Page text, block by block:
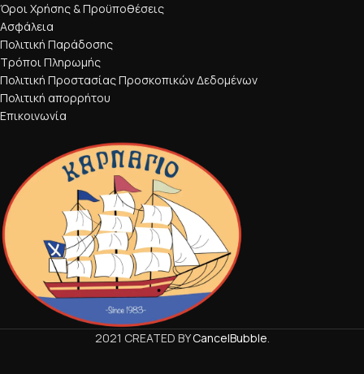
Όροι Χρήσης & Προϋποθέσεις
Ασφάλεια
Πολιτική Παράδοσης
Τρόποι Πληρωμής
Πολιτική Προστασίας Προσκοπικών Δεδομένων
Πολιτική απορρήτου
Επικοινωνία
2021 CREATED BYCancelBubble.